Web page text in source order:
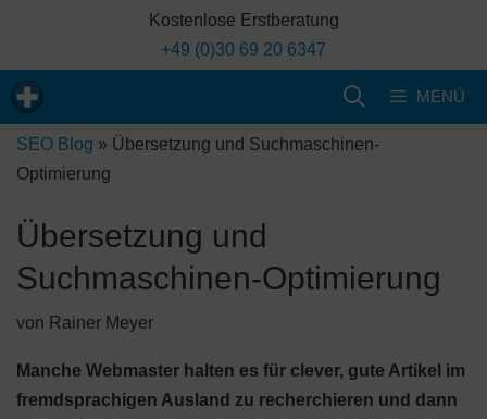
Kostenlose Erstberatung
+49 (0)30 69 20 6347
MENÜ
SEO Blog » Übersetzung und Suchmaschinen-
Optimierung
Übersetzung und
Suchmaschinen-Optimierung
von Rainer Meyer
Manche Webmaster halten es für clever, gute Artikel im
fremdsprachigen Ausland zu recherchieren und dann